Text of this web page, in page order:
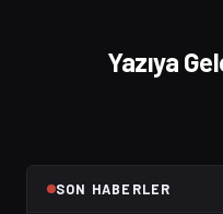
Yazıya
SON HABERLER